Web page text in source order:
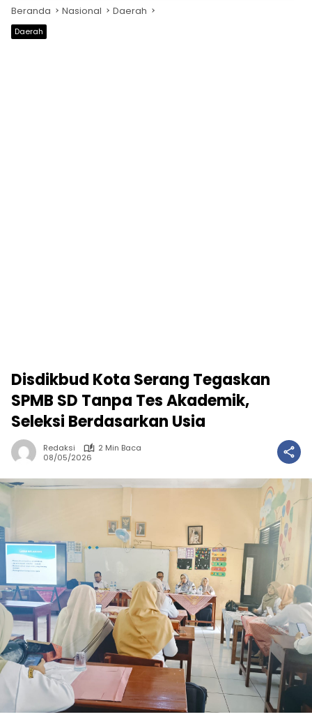
Beranda Nasional Daerah
Daerah
Disdikbud Kota Serang Tegaskan
SPMB SD Tanpa Tes Akademik,
Seleksi Berdasarkan Usia
Redaksi
2 Min Baca
08/05/2026